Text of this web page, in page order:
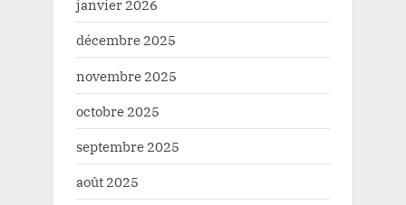
janvier 2026
décembre 2025
novembre 2025
octobre 2025
septembre 2025
août 2025